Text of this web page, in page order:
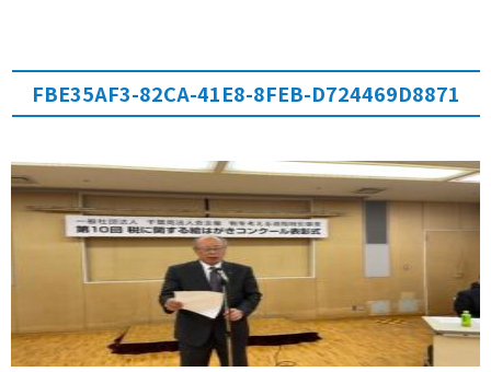
FBE35AF3-82CA-41E8-8FEB-D724469D8871